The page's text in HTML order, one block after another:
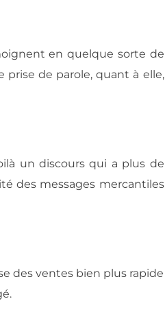
en quelque sorte de
de parole, quant à elle,
un discours qui a plus de
des messages mercantiles
des ventes bien plus rapide